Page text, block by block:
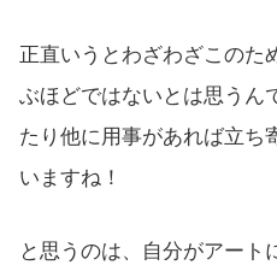
正直いうとわざわざこのた
ぶほどではないとは思うん
たり他に用事があれば立ち
いますね！
と思うのは、自分がアート